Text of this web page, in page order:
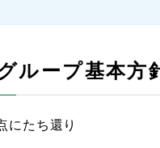
ループ基本方
にたち還り